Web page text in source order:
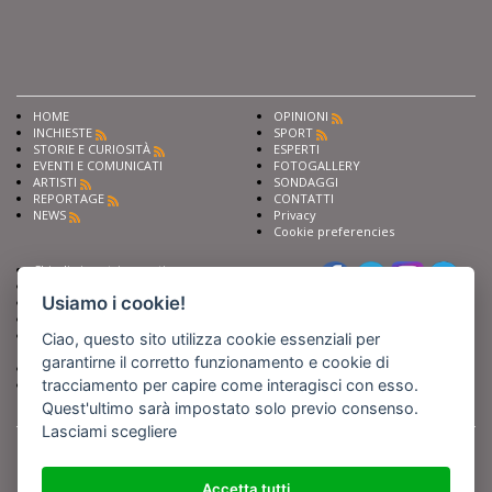
HOME
INCHIESTE
STORIE E CURIOSITÀ
EVENTI E COMUNICATI
ARTISTI
REPORTAGE
NEWS
OPINIONI
SPORT
ESPERTI
FOTOGALLERY
SONDAGGI
CONTATTI
Privacy
Cookie preferencies
Chiedi ai nostri esperti
Fai pubblicità con noi
Iscriviti al nostro corso di
giornalismo
Compra i nostri libri
Entra in Barinedita Map
Copyright BARIREPORT s.a.s. All rights reserved - Tutte le fotografie recanti il
logo di Barinedita sono state commissionate da BARIREPORT s.a.s. che ne
Usiamo i cookie!
Ciao, questo sito utilizza cookie essenziali per
garantirne il corretto funzionamento e cookie di
tracciamento per capire come interagisci con esso.
Quest'ultimo sarà impostato solo previo consenso.
Lasciami scegliere